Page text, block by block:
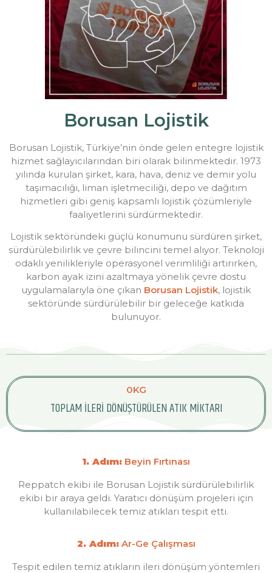
Borusan Lojistik
Borusan Lojistik, Türkiye’nin önde gelen entegre lojistik
hizmet sağlayıcılarından biri olarak bilinmektedir. 1973
yılında kurulan şirket, kara, hava, deniz ve demir yolu
taşımacılığı, liman işletmeciliği, depo ve dağıtım
hizmetleri gibi geniş kapsamlı lojistik çözümleriyle
faaliyetlerini sürdürmektedir.
Lojistik sektöründeki güçlü konumunu sürdüren şirket,
sürdürülebilirlik ve çevre bilincini temel alıyor. Teknoloji
odaklı yenilikleriyle operasyonel verimliliği artırırken,
karbon ayak izini azaltmaya yönelik çevre dostu
uygulamalarıyla öne çıkan Borusan Lojistik, lojistik
sektöründe sürdürülebilir bir geleceğe katkıda
bulunuyor.
0KG
TOPLAM İLERİ DÖNÜŞTÜRÜLEN ATIK MİKTARI
1. Adım: Beyin Fırtınası
Reppatch ekibi ile Borusan Lojistik sürdürülebilirlik
ekibi bir araya geldi. Yaratıcı dönüşüm projeleri için
kullanılabilecek temiz atıkları tespit etti.
2. Adım:Ar-Ge Çalışması
Tespit edilen temiz atıkların ileri dönüşüm yöntemleri